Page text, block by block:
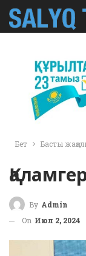
Бет Басты
By Admin
On Июл 2, 2024